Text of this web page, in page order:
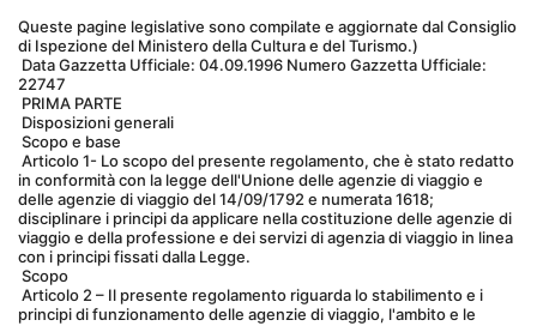
Queste pagine legislative sono compilate e aggiornate dal Consiglio
di Ispezione del Ministero della Cultura e del Turismo.)
22747
PRIMA PARTE
Disposizioni generali
Scopo e base
in conformità con la legge dell'Unione delle agenzie di viaggio e
delle agenzie di viaggio del 14/09/1792 e numerata 1618;
disciplinare i principi da applicare nella costituzione delle agenzie di
viaggio e della professione e dei servizi di agenzia di viaggio in linea
con i principi fissati dalla Legge.
Scopo
principi di funzionamento delle agenzie di viaggio, l'ambito e le